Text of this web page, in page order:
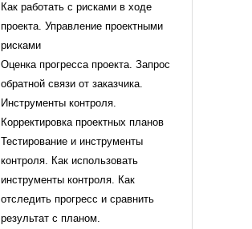
Как работать с рисками в ходе
проекта. Управление проектными
рисками
Оценка прогресса проекта. Запрос
обратной связи от заказчика.
Инструменты контроля.
Корректировка проектных планов
Тестирование и инструменты
контроля. Как использовать
инструменты контроля. Как
отследить прогресс и сравнить
результат с планом.